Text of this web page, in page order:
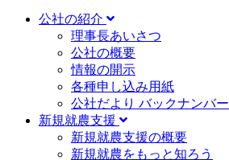
公社の紹介
理事長あいさつ
公社の概要
情報の開示
各種申し込み用紙
公社だより バックナンバー
新規就農支援
新規就農支援の概要
新規就農をもっと知ろう